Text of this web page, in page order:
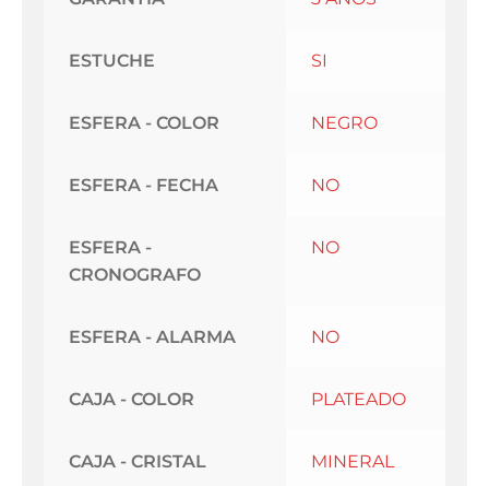
ESTUCHE SI
ESFERA - COLOR NEGRO
ESFERA - FECHA NO
ESFERA -
CRONOGRAFO
NO
ESFERA - ALARMA NO
CAJA - COLOR PLATEADO
CAJA - CRISTAL MINERAL